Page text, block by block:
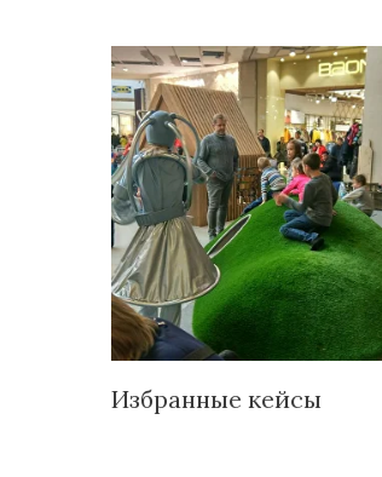
Избранные кейсы